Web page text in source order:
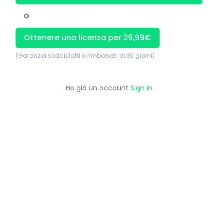
O
Ottenere una licenza per 29,99€
(Garanzia soddisfatti o rimborsati di 30 giorni)
Ho già un account Sign in